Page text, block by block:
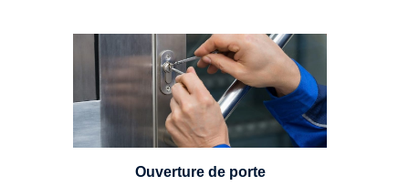
Vous avez perdu vos clés ou la
porte s'est refermée derrière vous
? Un serrurier est disponible
24h/7.
Ouverture de porte